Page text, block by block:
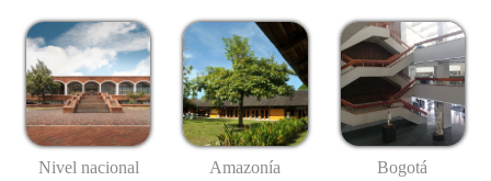
Nivel nacional Amazonía Bogotá